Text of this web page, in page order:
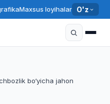
Maxsus loyihalar O'z
bo‘yicha jahon